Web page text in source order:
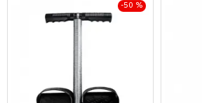
-50 %